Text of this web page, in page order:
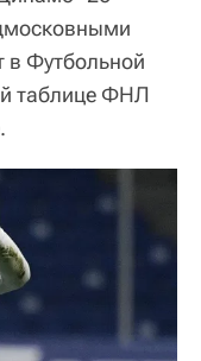
в Футбольной
таблице ФНЛ